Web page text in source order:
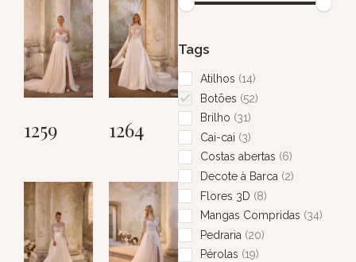
Tags
Atilhos 14
Botões 52
Brilho
31
Cai-cai
3
Costas abertas
6
Decote à Barca
2
Flores 3D
8
Mangas Compridas
34
Pedraria
20
Pérolas 19
1259 1264